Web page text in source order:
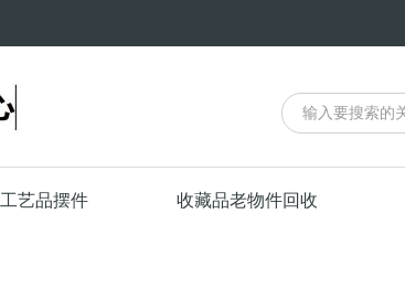
工艺品摆件 收藏品老物件回收